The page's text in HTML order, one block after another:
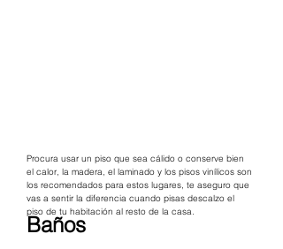
Procura usar un piso que sea cálido o conserve bien
el calor, la madera, el laminado y los pisos vinílicos son
los recomendados para estos lugares, te aseguro que
vas a sentir la diferencia cuando pisas descalzo el
piso de tu habitación al resto de la casa.
Baños